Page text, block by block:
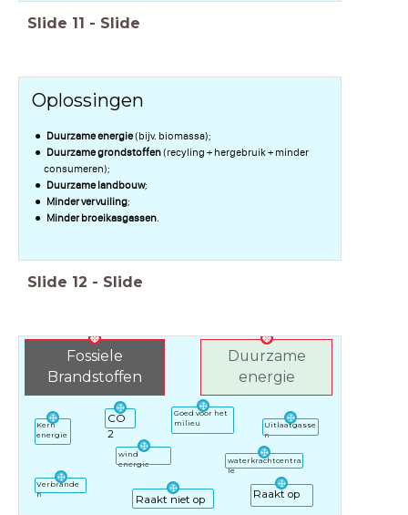
Slide 11 - Slide
Oplossingen
Duurzame energie(bijv. biomassa);
Duurzame grondstoffen(recyling + hergebruik + minder
consumeren);
Duurzame landbouw;
Minder vervuiling;
Minder broeikasgassen
Slide 12 - Slide
Fossiele
Brandstoffen
Duurzame
energie
Kern
energie
Goed voor het
milieu
CO
2
wind
energie
Uitlaatgasse
n
waterkrachtcentra
le
Verbrande
n
Raakt op
Raakt niet op